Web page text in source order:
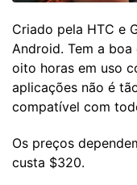
Criado pela HTC e
Android. Tem a
oito horas em uso
aplicações não é
compatível com
Os preços
custa $320.